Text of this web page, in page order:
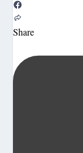
Share